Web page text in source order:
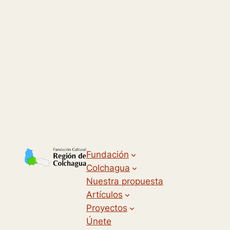
Fundación
Colchagua
Nuestra propuesta
Artículos
Proyectos
Únete